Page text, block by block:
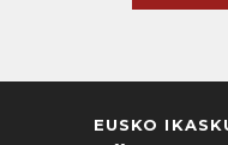
EUSKO